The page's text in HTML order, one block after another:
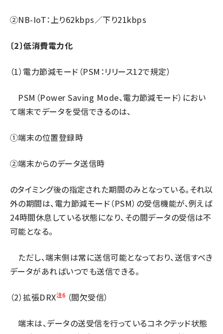
②NB-IoT：上り62kbps／下り21kbps
〔2〕低消費電力化
（1）電力節減モード（PSM：リリース12で規定）
PSM（Power Saving Mode、電力節減モード）におい
て端末でデータを受信できるのは、
①端末の位置登録時
②端末からのデータ送信時
のタイミング後の指定された期間のみとなっている。それ以
外の期間は、電力節減モード（PSM）の受信機能が、例えば
24時間休息している状態になり、その間データの受信は不
可能となる。
ただし、端末側は常に送信可能となっており、送信すべき
データがあればいつでも送信できる。
（2）拡張DRX注6 （間欠受信）
端末は、データの送受信を行っているコネクテッド状態